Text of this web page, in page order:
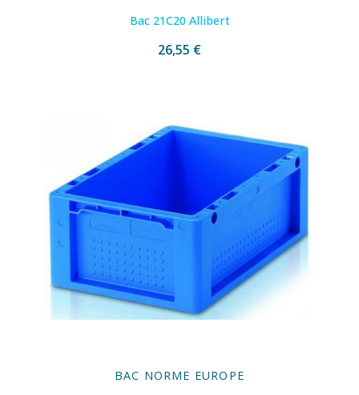
Bac 21C20 Allibert
26,55 €
BAC NORME EUROPE